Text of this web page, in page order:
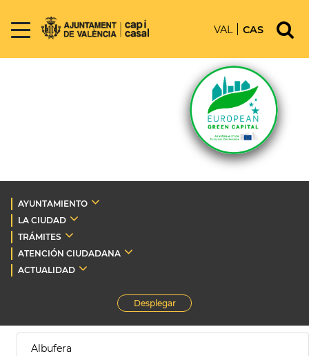
VAL CAS
AYUNTAMIENTO
LA CIUDAD
TRÁMITES
ATENCIÓN CIUDADANA
ACTUALIDAD
Desplegar
Albufera